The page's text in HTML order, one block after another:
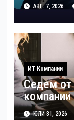
АВГ. 7, 2026
ИТ Компании
Седем от
компании
хибридна
ЮЛИ 31, 2026